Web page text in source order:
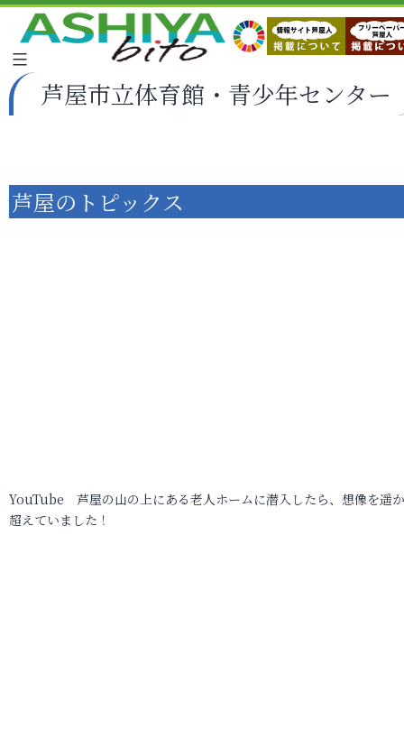
芦屋市立体育館・青少年センター
芦屋のトピックス
YouTube 芦屋の山の上にある老人ホームに潜入したら、想像を遥
超えていました！